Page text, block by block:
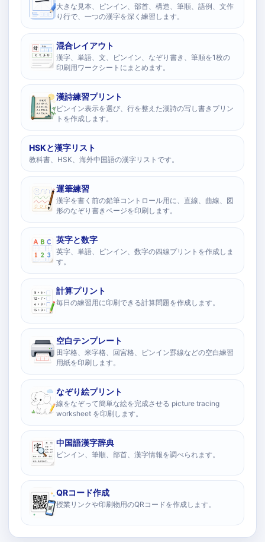
大きな見本、ピンイン、部首、構造、筆順、語例、文作
り行で、一つの漢字を深く練習します。
混合レイアウト
漢字、単語、文、ピンイン、なぞり書き、筆順を1枚の
印刷用ワークシートにまとめます。
漢詩練習プリント
ピンイン表示を選び、行を整えた漢詩の写し書きプリン
トを作成します。
HSKと漢字リスト
教科書、HSK、海外中国語の漢字リストです。
運筆練習
漢字を書く前の鉛筆コントロール用に、直線、曲線、図
形のなぞり書きページを印刷します。
英字と数字
英字、単語、ピンイン、数字の四線プリントを作成しま
す。
計算プリント
毎日の練習用に印刷できる計算問題を作成します。
空白テンプレート
田字格、米字格、回宮格、ピンイン罫線などの空白練習
用紙を印刷します。
なぞり絵プリント
線をなぞって簡単な絵を完成させる picture tracing
worksheet を印刷します。
中国語漢字辞典
ピンイン、筆順、部首、漢字情報を調べられます。
QRコード作成
授業リンクや印刷物用のQRコードを作成します。